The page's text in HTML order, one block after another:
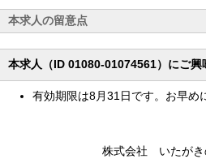
本求人の留意点
本求人（ID 01080-01074561）にご興
有効期限は8月31日です。お早め
株式会社 いたがき